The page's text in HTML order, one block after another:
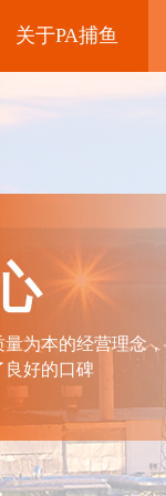
关于PA捕鱼
量为本的经营理念，
良好的口碑